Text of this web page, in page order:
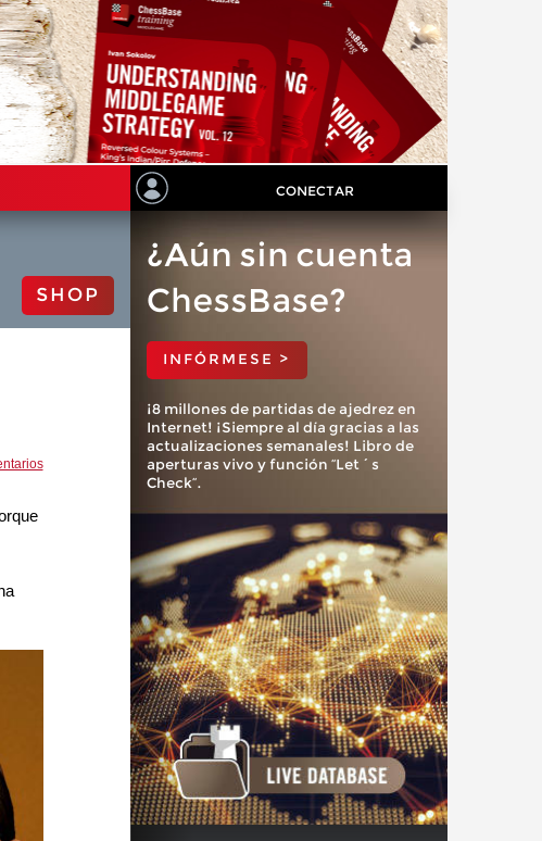
CONECTAR
SHOP
¿Aún sin cuenta
ChessBase?
INFÓRMESE >
¡8 millones de partidas de ajedrez en
Internet! ¡Siempre al día gracias a las
actualizaciones semanales! Libro de
aperturas vivo y función “Let´s
Check”.